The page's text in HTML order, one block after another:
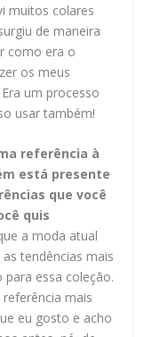
muitos colares
de maneira
como era o
os meus
um processo
usar também!
referência à
está presente
que você
quis
a moda atual
tendências mais
essa coleção.
mais
eu gosto e acho